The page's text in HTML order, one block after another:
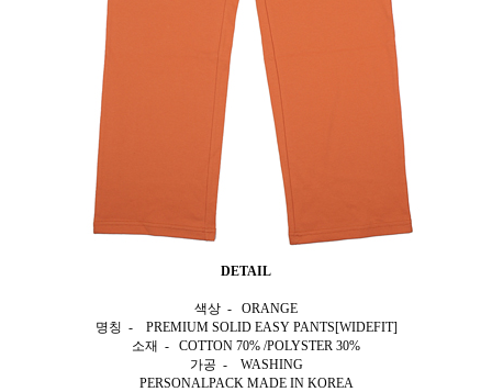
DETAIL
색상 - ORANGE
명칭 - PREMIUM SOLID EASY PANTS[WIDEFIT]
소재 - COTTON 70% /POLYSTER 30%
가공 - WASHING
PERSONALPACK MADE IN KOREA